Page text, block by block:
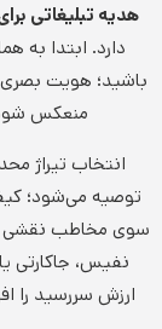
هدیه تبلیغاتی
دارد. ابتدا به
باشید؛ هویت
منعکس شود
انتخاب تیراژ
توصیه می‌شود؛
سوی مخاطب نقشی
نفیس، جاکارتی
ارزش سررسید را